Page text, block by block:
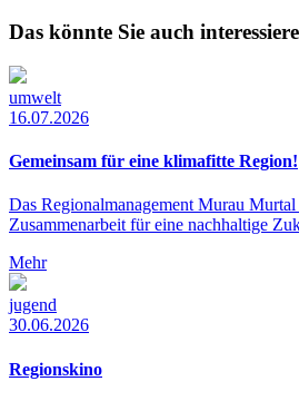
Das könnte Sie auch
umwelt
16.07.2026
Gemeinsam für eine klimafitte Region!
Das Regionalmanagement Murau Murtal
Zusammenarbeit für eine nachhaltige
Mehr
jugend
30.06.2026
Regionskino